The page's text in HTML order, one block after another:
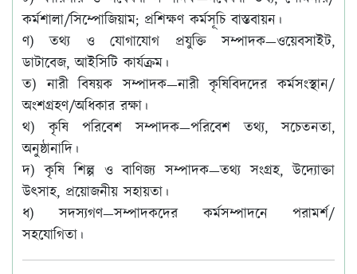
কর্মশালা/সিম্পোজিয়াম; প্রশিক্ষণ কর্মসূচি বাস্তবায়ন।
ণ)তথ্য ও যোগাযোগ প্রযুক্তি সম্পাদক—ওয়েবসাইট,
ডাটাবেজ, আইসিটি কার্যক্রম।
ত)নারী বিষয়ক সম্পাদক—নারী কৃষিবিদদের কর্মসংস্থান/
অংশগ্রহণ/অধিকার রক্ষা।
থ)কৃষি পরিবেশ সম্পাদক—পরিবেশ তথ্য, সচেতনতা,
অনুষ্ঠানাদি।
দ)কৃষি শিল্প ও বাণিজ্য সম্পাদক—তথ্য সংগ্রহ, উদ্যোক্তা
উৎসাহ, প্রয়োজনীয় সহায়তা।
ধ)সদস্যগণ—সম্পাদকদের কর্মসম্পাদনে পরামর্শ/
সহযোগিতা।